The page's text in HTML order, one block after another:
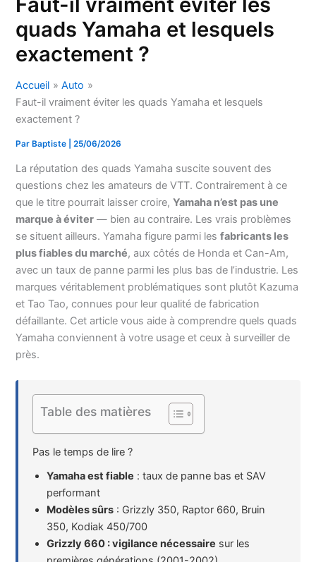
quads Yamaha et lesquels
exactement ?
Accueil
Auto
Faut-il vraiment éviter les quads Yamaha et lesquels
exactement ?
ParBaptiste |25/06/2026
La réputation des quads Yamaha suscite souvent des
questions chez les amateurs de VTT. Contrairement à ce
que le titre pourrait laisser croire,Yamaha n’est pas une
marque à éviter — bien au contraire. Les vrais problèmes
se situent ailleurs. Yamaha figure parmi lesfabricants les
plus fiables du marché, aux côtés de Honda et Can-Am,
avec un taux de panne parmi les plus bas de l’industrie. Les
marques véritablement problématiques sont plutôt Kazuma
et Tao Tao, connues pour leur qualité de fabrication
défaillante. Cet article vous aide à comprendre quels quads
Yamaha conviennent à votre usage et ceux à surveiller de
près.
Table des matières
Pas le temps de lire ?
Yamaha est fiable : taux de panne bas et SAV
performant
Modèles sûrs : Grizzly 350, Raptor 660, Bruin
350, Kodiak 450/700
Grizzly 660 : vigilance nécessaire sur les